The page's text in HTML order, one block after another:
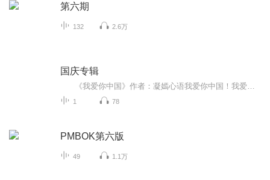
第六期
132 2.6万
国庆专辑
1 78
PMBOK第六版
49 1.1万